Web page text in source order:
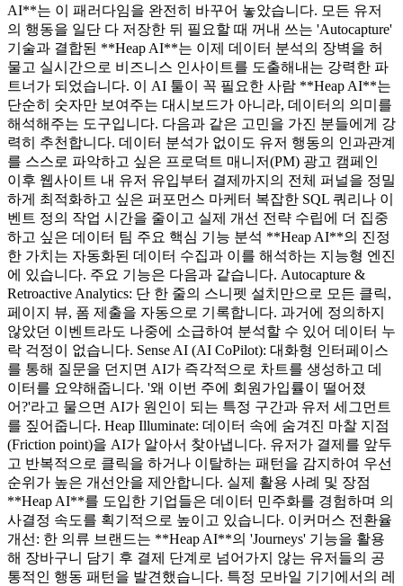
AI**는 이 패러다임을 완전히 바꾸어 놓았습니다. 모든 유저
의 행동을 일단 다 저장한 뒤 필요할 때 꺼내 쓰는 'Autocapture'
기술과 결합된 **Heap AI**는 이제 데이터 분석의 장벽을 허
물고 실시간으로 비즈니스 인사이트를 도출해내는 강력한 파
트너가 되었습니다. 이 AI 툴이 꼭 필요한 사람 **Heap AI**는
단순히 숫자만 보여주는 대시보드가 아니라, 데이터의 의미를
해석해주는 도구입니다. 다음과 같은 고민을 가진 분들에게 강
력히 추천합니다. 데이터 분석가 없이도 유저 행동의 인과관계
를 스스로 파악하고 싶은 프로덕트 매니저(PM) 광고 캠페인
이후 웹사이트 내 유저 유입부터 결제까지의 전체 퍼널을 정밀
하게 최적화하고 싶은 퍼포먼스 마케터 복잡한 SQL 쿼리나 이
벤트 정의 작업 시간을 줄이고 실제 개선 전략 수립에 더 집중
하고 싶은 데이터 팀 주요 핵심 기능 분석 **Heap AI**의 진정
한 가치는 자동화된 데이터 수집과 이를 해석하는 지능형 엔진
에 있습니다. 주요 기능은 다음과 같습니다. Autocapture &
Retroactive Analytics: 단 한 줄의 스니펫 설치만으로 모든 클릭,
페이지 뷰, 폼 제출을 자동으로 기록합니다. 과거에 정의하지
않았던 이벤트라도 나중에 소급하여 분석할 수 있어 데이터 누
락 걱정이 없습니다. Sense AI (AI CoPilot): 대화형 인터페이스
를 통해 질문을 던지면 AI가 즉각적으로 차트를 생성하고 데
이터를 요약해줍니다. '왜 이번 주에 회원가입률이 떨어졌
어?'라고 물으면 AI가 원인이 되는 특정 구간과 유저 세그먼트
를 짚어줍니다. Heap Illuminate: 데이터 속에 숨겨진 마찰 지점
(Friction point)을 AI가 알아서 찾아냅니다. 유저가 결제를 앞두
고 반복적으로 클릭을 하거나 이탈하는 패턴을 감지하여 우선
순위가 높은 개선안을 제안합니다. 실제 활용 사례 및 장점
**Heap AI**를 도입한 기업들은 데이터 민주화를 경험하며 의
사결정 속도를 획기적으로 높이고 있습니다. 이커머스 전환율
개선: 한 의류 브랜드는 **Heap AI**의 'Journeys' 기능을 활용
해 장바구니 담기 후 결제 단계로 넘어가지 않는 유저들의 공
통적인 행동 패턴을 발견했습니다. 특정 모바일 기기에서의 레